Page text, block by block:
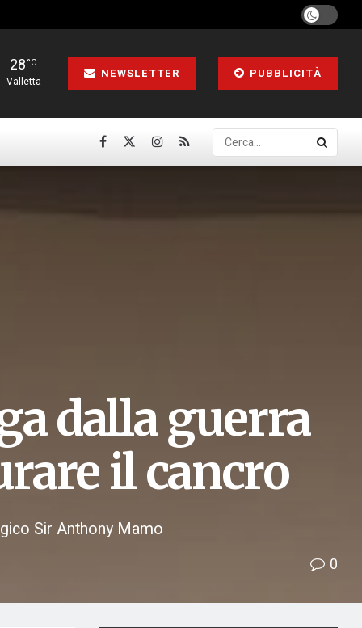
28°C
Valletta
NEWSLETTER PUBBLICITÀ
dalla guerra
il cancro
Sir Anthony Mamo
0